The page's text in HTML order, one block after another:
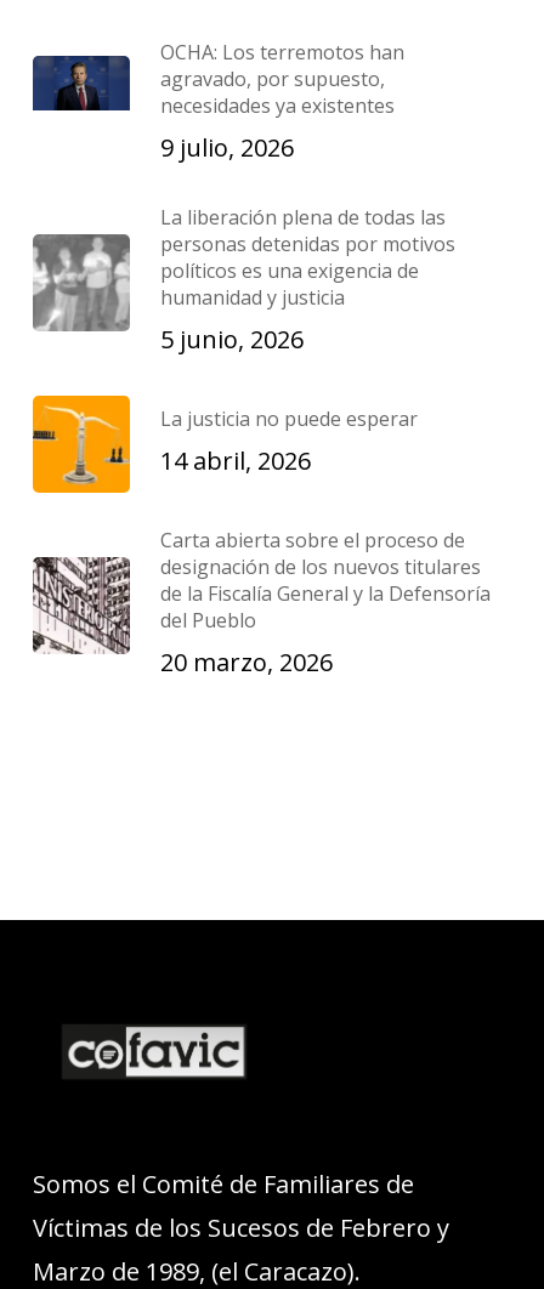
OCHA: Los terremotos han
agravado, por supuesto,
necesidades ya existentes
9 julio, 2026
La liberación plena de todas las
personas detenidas por motivos
políticos es una exigencia de
humanidad y justicia
5 junio, 2026
La justicia no puede esperar
14 abril, 2026
Carta abierta sobre el proceso de
designación de los nuevos titulares
de la Fiscalía General y la Defensoría
del Pueblo
20 marzo, 2026
Somos el Comité de Familiares de
Víctimas de los Sucesos de Febrero y
Marzo de 1989, (el Caracazo).